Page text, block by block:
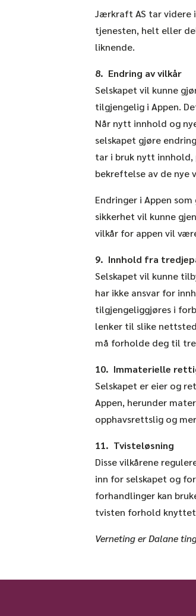
Jærkraft AS tar videre
tjenesten, helt eller
liknende.
8. Endring av vilkår
Selskapet vil kunne
tilgjengelig i Appen.
Når nytt innhold og
selskapet gjøre
tar i bruk nytt
bekreftelse av de nye
Endringer i Appen
sikkerhet vil kunne
vilkår for appen vil
9. Innhold fra
Selskapet vil kunne
har ikke ansvar for
tilgjengeliggjøres i
lenker til slike
må forholde deg til
10. Immaterielle
Selskapet er eier og
Appen, herunder
opphavsrettslig og
11. Tvisteløsning
Disse vilkårene
inn for selskapet og
forhandlinger kan
tvisten forhold knyttet
Verneting er Dalane